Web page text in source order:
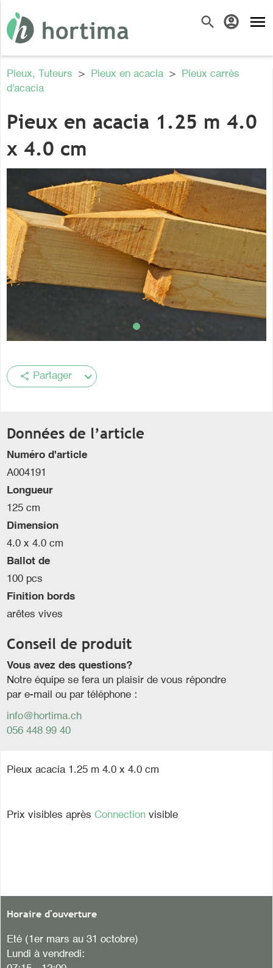
search account_circle menu
Pieux, Tuteurs > Pieux en acacia >
Pieux carrés
d'acacia
Pieux en acacia 1.25 m 4.0
x 4.0 cm
share Partager
Données de l’article
Numéro d'article
A004191
Longueur
125 cm
Dimension
4.0 x 4.0 cm
Ballot de
100 pcs
Finition bords
arêtes vives
Conseil de produit
Vous avez des questions?
Notre équipe se fera un plaisir de vous répondre
par e-mail ou par téléphone :
info@hortima.ch
056 448 99 40
Pieux acacia 1.25 m 4.0 x 4.0 cm
Prix visibles après Connection visible
Horaire d'ouverture
Eté (1er mars au 31 octobre)
Lundi à vendredi: